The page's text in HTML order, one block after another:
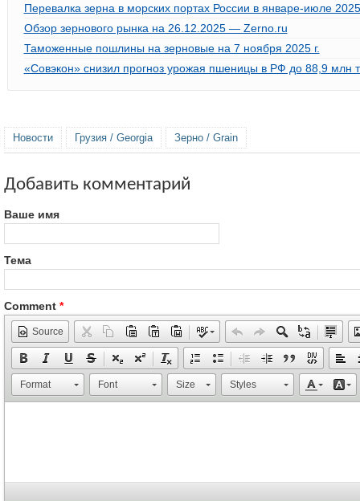
Перевалка зерна в морских портах России в январе-июле
Обзор зернового рынка на 26.12.2025 — Zerno.ru
Таможенные пошлины на зерновые на 7 ноября 2025 г.
«Совэкон» снизил прогноз урожая пшеницы в РФ до 88,9 млн
Новости Грузия / Georgia Зерно / Grain
Добавить комментарий
Ваше имя
Тема
Comment *
Source
Format Font Size Styles